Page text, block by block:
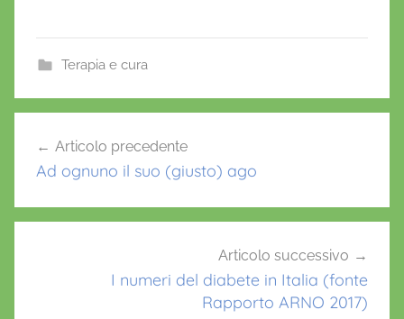
e
b
o
k
er l
A
p
st
Terapia e cura
articoli
Articolo precedente
Ad ognuno il suo (giusto) ago
Articolo successivo
I numeri del diabete in Italia (fonte
Rapporto ARNO 2017)